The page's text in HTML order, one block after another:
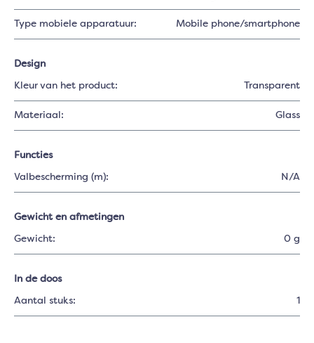
Type mobiele apparatuur: Mobile phone/smartphone
Design
Kleur van het product: Transparent
Materiaal: Glass
Functies
Valbescherming (m): N/A
Gewicht en afmetingen
Gewicht: 0 g
In de doos
Aantal stuks: 1